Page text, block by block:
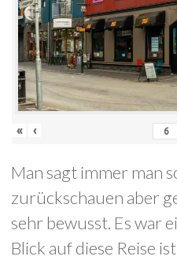
« ‹
Man sagt immer man
zurückschauen aber
sehr bewusst. Es war
Blick auf diese Reise